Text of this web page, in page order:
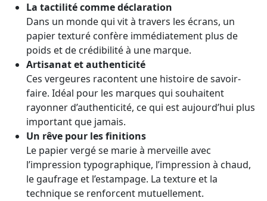
La tactilité comme déclaration
Dans un monde qui vit à travers les écrans, un
papier texturé confère immédiatement plus de
poids et de crédibilité à une marque.
Artisanat et authenticité
Ces vergeures racontent une histoire de savoir-
faire. Idéal pour les marques qui souhaitent
rayonner d’authenticité, ce qui est aujourd’hui plus
important que jamais.
Un rêve pour les finitions
Le papier vergé se marie à merveille avec
l’impression typographique, l’impression à chaud,
le gaufrage et l’estampage. La texture et la
technique se renforcent mutuellement.